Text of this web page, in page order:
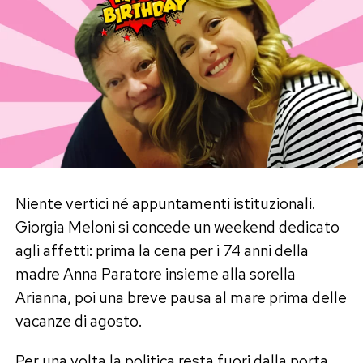
Immediatamente dopo il lancio della sostanza
scatta la seconda fase dell’operazione. Uno dei
truffatori, spesso una donna dall’aria
rassicurante e dai modi estremamente gentili, si
avvicina al malcapitato facendogli notare il
presunto guano caduto dal cielo sui vestiti o sui
capelli.
sporcata e che le avrebbe dato una mano per
pulire, ma era soltanto una scusa per sfilarle i
gioielli dal collo”, spiegano i familiari delle vittime
dopo aver presentato denuncia alle forze
dell’ordine.
Niente vertici né appuntamenti istituzionali.
Giorgia Meloni si concede un weekend dedicato
agli affetti: prima la cena per i 74 anni della
madre Anna Paratore insieme alla sorella
Arianna, poi una breve pausa al mare prima delle
vacanze di agosto.